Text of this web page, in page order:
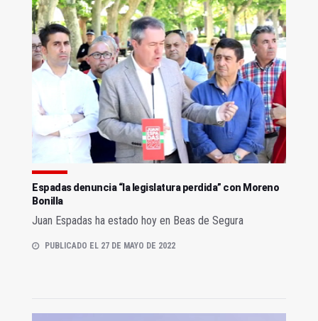
Espadas denuncia “la legislatura perdida” con Moreno
Bonilla
Juan Espadas ha estado hoy en Beas de Segura
PUBLICADO EL 27 DE MAYO DE 2022